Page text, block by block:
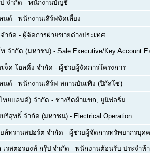
จำกัด - พนักงานบัญชี
นด์ - พนักงานเสิร์ฟจัดเลี้ยง
ำกัด - ผู้จัดการฝ่ายขายต่างประเทศ
จำกัด (มหาชน) - Sale Executive/Key Account
จ็ค โฮลดิ้ง จำกัด - ผู้ช่วยผู้จัดการโครงการ
นด์ - พนักงานเสิร์ฟ สถานบันเทิง (ปิกัสโซ่)
ทยแลนด์) จำกัด - ช่างรีดผ้าแขก, ยูนิฟอร์ม
ริสุทธิ์ จำกัด (มหาชน) - Electrical Operation
ล์ทรานสปอร์ต จำกัด - ผู้ช่วยผู้จัดการทรัพยากรบุค
รสตอรองส์ กรุ๊ป จำกัด - พนักงานต้อนรับ ประจำห้